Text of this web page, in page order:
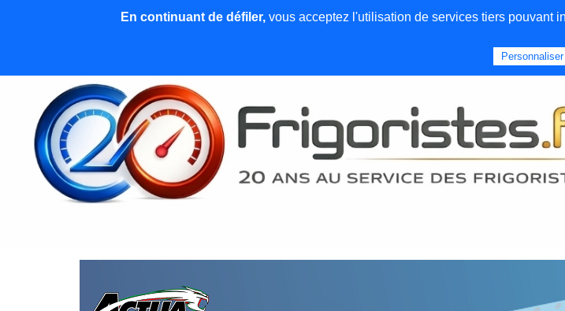
News et articles Emploi
En continuant de défiler,vous acceptez l'utilisation de services tiers pouvant
Personnaliser